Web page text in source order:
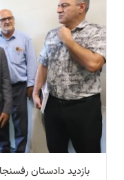
بازدید دادستان